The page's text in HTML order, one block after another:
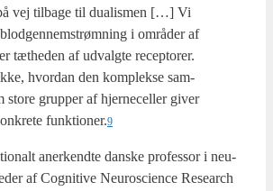
vej til­ba­ge til dua­lis­men […] Vi
i områ­der af
tæt­he­den af udvalg­te recep­to­rer.
hvor­dan den kom­plek­se sam­
sto­re grup­per af hjer­ne­cel­ler giver
funktioner.9
aner­kend­te dan­ske pro­fes­sor i neu­
af Cog­ni­ti­ve Neu­rosci­en­ce Research